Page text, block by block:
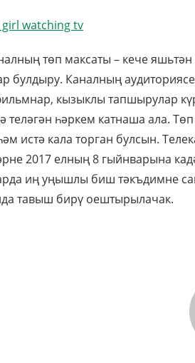
төп максаты – кече
булдыру. Каналның
кызыклы тапшырулар
теләгән һәркем катнаша ала.
истә кала торган булсын.
2017 елның 8 гыйнварына
иң уңышлы биш тәкъдимне
тавыш бирү оештырылачак.